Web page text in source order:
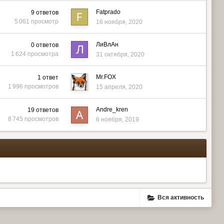
9 ответов
5 061 просмотр
Fatprado
16 ноября, 2020
0 ответов
1 624 просмотра
ЛиВлАн
31 октября, 2020
1 ответ
1 996 просмотров
Mr.FOX
15 апреля, 2020
19 ответов
8 745 просмотров
Andre_kren
6 ноября, 2019
Вся активность